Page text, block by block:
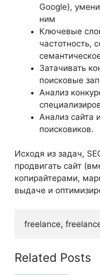
Google),
ним
Ключевые
частотность,
Затачивать
поисковые
Анализ
Анализ сайта
поисковиков.
Исходя из задач,
продвигать сайт
копирайтерами,
выдаче и
freelance,
Related Posts